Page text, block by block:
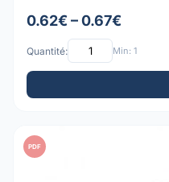
0.62€ – 0.67€
Quantité: Min: 1
PDF